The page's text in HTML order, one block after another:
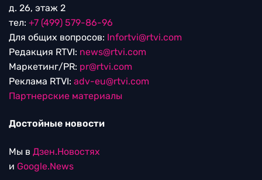
д. 26, этаж 2
тел: +7 (499) 579-86-96
Для общих вопросов: Infortvi@rtvi.com
Редакция RTVI: news@rtvi.com
Маркетинг/PR: pr@rtvi.com
Реклама RTVI: adv-eu@rtvi.com
Партнерские материалы
Достойные новости
Мы в Дзен.Новостях
и Google.News